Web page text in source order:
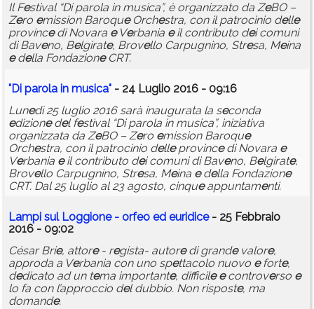
Il Festival “Di parola in musica”, è organizzato da ZeBO –
Zero emission BaroqueOrchestra, con il patrocinio delle
provincedi Novara eVerbania eil contributo dei comuni
di Baveno, Belgirate, Brovello Carpugnino, Stresa, Meina
edella FondazioneCRT.
"Di parola in musica" - 24 Luglio 2016 - 09:16
Lunedì 25 luglio 2016 sarà inaugurata la seconda
edizionedel festival “Di parola in musica”, iniziativa
organizzata da ZeBO – Zero emission Baroque
Orchestra, con il patrocinio delleprovincedi Novara e
Verbania eil contributo dei comuni di Baveno, Belgirate,
Brovello Carpugnino, Stresa, Meina edella Fondazione
CRT. Dal 25 luglio al 23 agosto, cinqueappuntamenti.
Lampi sul Loggione- orfeo ed euridice- 25 Febbraio
2016 - 09:02
César Brie, attore- regista- autoredi grandevalore,
approda a Verbania con uno spettacolo nuovo eforte,
dedicato ad un tema importante, difficile econtroverso e
lo fa con l’approccio del dubbio. Non risposte, ma
domande.